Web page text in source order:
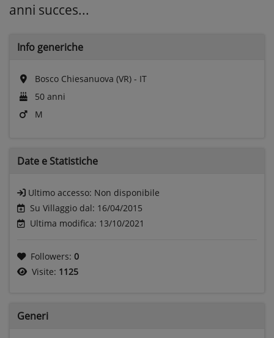
anni succes...
Info generiche
Bosco Chiesanuova (VR) - IT
50 anni
M
Date e Statistiche
Ultimo accesso: Non disponibile
Su Villaggio dal: 16/04/2015
Ultima modifica: 13/10/2021
Followers: 0
Visite: 1125
Generi